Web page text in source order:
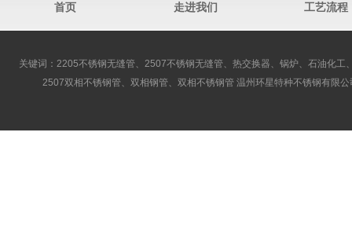
首页 走进我们 工艺流程
关键词：2205不锈钢无缝管、2507不锈钢无缝管、热交换器、锅炉、石油化
2507双相不锈钢管、双相钢管、双相不锈钢管 温州环星特种不锈钢有限